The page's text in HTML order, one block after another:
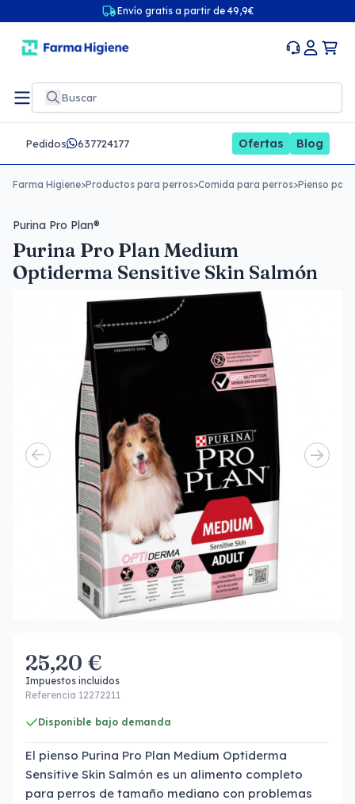
Envío gratis a partir de 49,9€
Pedidos 637724177 Ofertas Blog
Farma Higiene>Productos para perros>Comida para perros>Pienso
Purina Pro Plan®
Purina Pro Plan Medium
Optiderma Sensitive Skin Salmón
25,20 €
Impuestos incluidos
Referencia 12272211
Disponible bajo demanda
El pienso Purina Pro Plan Medium Optiderma
Sensitive Skin Salmón es un alimento completo
para perros de tamaño mediano con problemas